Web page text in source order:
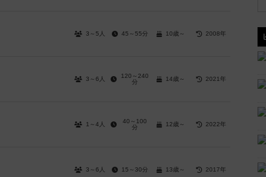
3～5人 45～55分 10歳～ 2008年
3～6人
120～240
分
14歳～ 2021年
1～4人
40～100
分
12歳～ 2022年
3～6人 15～30分 13歳～ 2017年